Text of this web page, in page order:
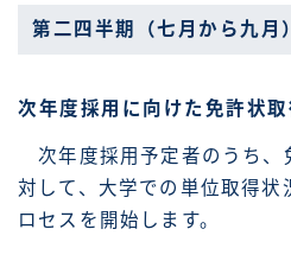
第二四半期（七月から九月
次年度採用に向けた免許状
次年度採用予定者のうち、
対して、大学での単位取得状
ロセスを開始します。